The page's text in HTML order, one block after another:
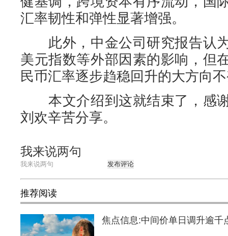
汇率韧性和弹性显著增强。
此外，中金公司研究报告认
美元指数等外部因素的影响，但
民币汇率逐步趋稳回升的大方向
本文介绍到这就结束了，感
刘欢辛苦分享。
我来说两句
发布评论
推荐阅读
焦点信息:中间价单日调升逾千